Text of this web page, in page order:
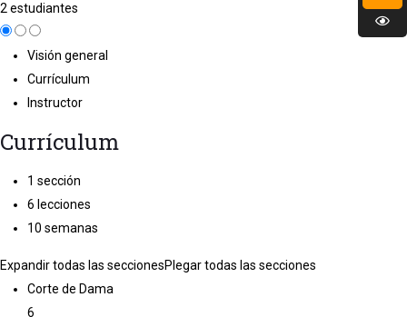
2 estudiantes
Visión general
Currículum
Instructor
Currículum
1 sección
6 lecciones
10 semanas
Expandir todas las seccionesPlegar todas las secciones
Corte de Dama
6